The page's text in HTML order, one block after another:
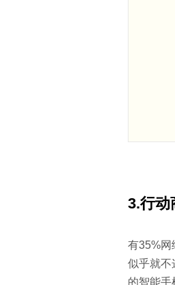
3.行动
有35%网
似乎就不
的智能手